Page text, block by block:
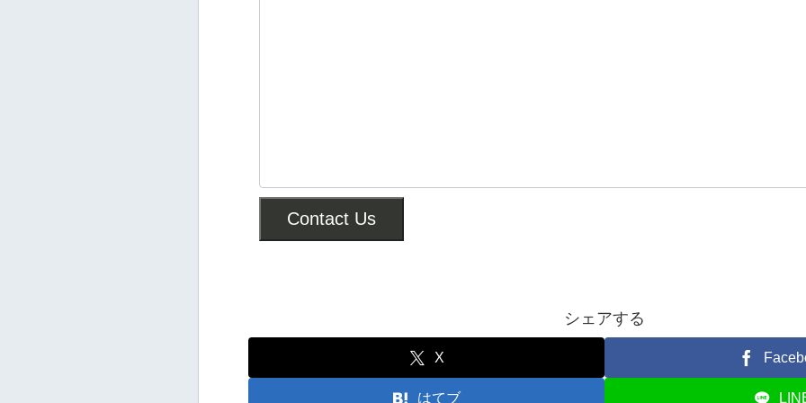
Contact Us
シェアする
X
はてブ